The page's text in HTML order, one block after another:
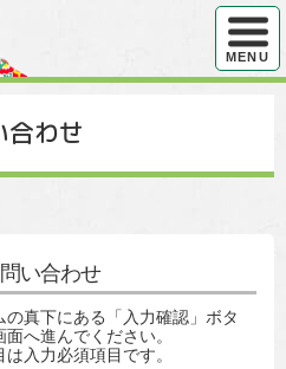
ハンバ
MENU
合わせ
い合わせ
真下にある「入力確認」ボタ
へ進んでください。
入力必須項目です。